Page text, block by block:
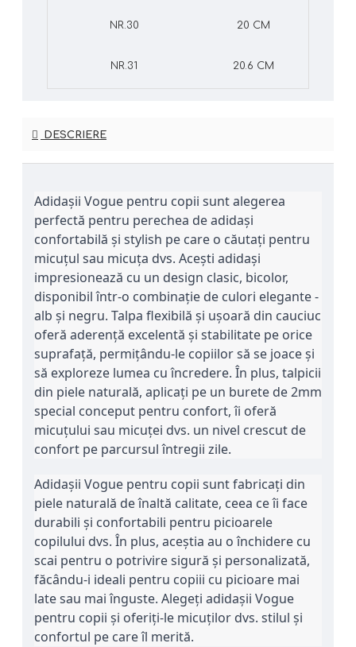
NR.30 20 CM
NR.31 20.6 CM
DESCRIERE
Adidașii Vogue pentru copii sunt alegerea
perfectă pentru perechea de adidași
confortabilă și stylish pe care o căutați pentru
micuțul sau micuța dvs. Acești adidași
impresionează cu un design clasic, bicolor,
disponibil într-o combinație de culori elegante -
alb și negru. Talpa flexibilă și ușoară din cauciuc
oferă aderență excelentă și stabilitate pe orice
suprafață, permițându-le copiilor să se joace și
să exploreze lumea cu încredere. În plus, talpicii
din piele naturală, aplicați pe un burete de 2mm
special conceput pentru confort, îi oferă
micuțului sau micuței dvs. un nivel crescut de
confort pe parcursul întregii zile.
Adidașii Vogue pentru copii sunt fabricați din
piele naturală de înaltă calitate, ceea ce îi face
durabili și confortabili pentru picioarele
copilului dvs. În plus, aceștia au o închidere cu
scai pentru o potrivire sigură și personalizată,
făcându-i ideali pentru copiii cu picioare mai
late sau mai înguste. Alegeți adidașii Vogue
pentru copii și oferiți-le micuților dvs. stilul și
confortul pe care îl merită.